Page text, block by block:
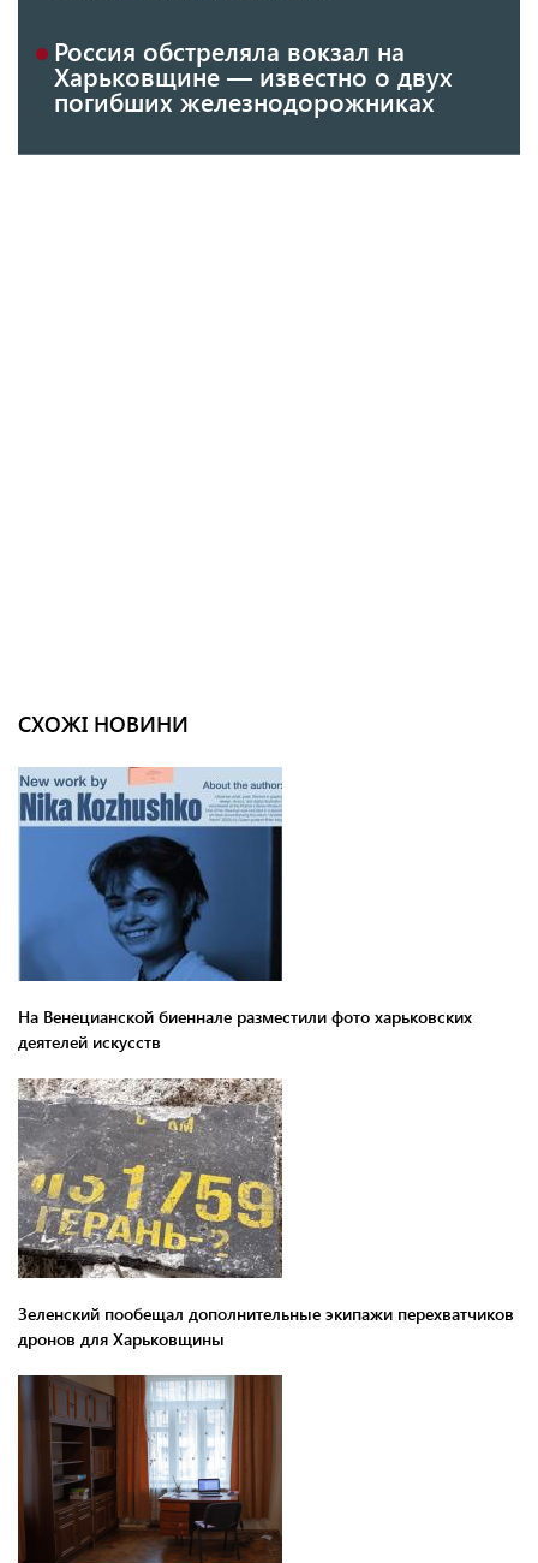
Россия обстреляла вокзал на
Харьковщине — известно о двух
погибших железнодорожниках
СХОЖІ НОВИНИ
На Венецианской биеннале разместили фото харьковских
деятелей искусств
Зеленский пообещал дополнительные экипажи перехватчиков
дронов для Харьковщины